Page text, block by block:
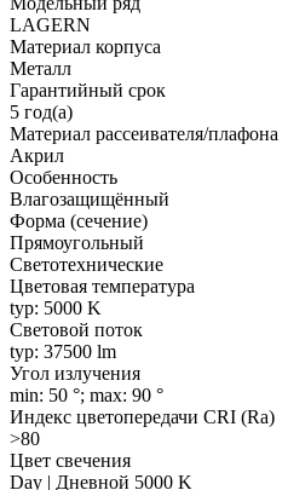
LAGERN
Материал корпуса
Металл
Гарантийный срок
5 год(а)
Материал рассеивателя/плафона
Акрил
Особенность
Влагозащищённый
Форма (сечение)
Прямоугольный
Светотехнические
Цветовая температура
typ: 5000 K
Световой поток
typ: 37500 lm
Угол излучения
min: 50 °; max: 90 °
Индекс цветопередачи CRI (Ra)
>80
Цвет свечения
Day | Дневной 5000 K